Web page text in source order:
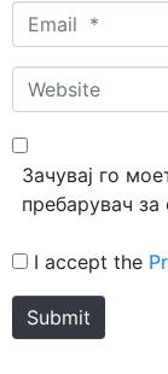
Email
*
Website
Зачувај го
пребарувач
I accept the
Submit